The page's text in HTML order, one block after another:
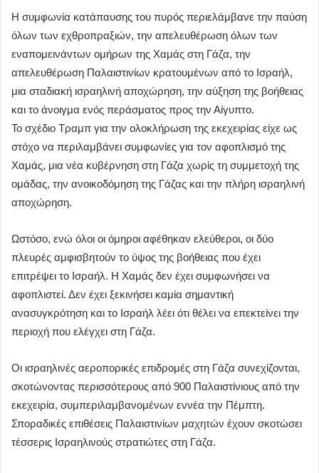
Η συμφωνία κατάπαυσης του πυρός περιελάμβανε την παύση
όλων των εχθροπραξιών, την απελευθέρωση όλων των
εναπομεινάντων ομήρων της Χαμάς στη Γάζα, την
απελευθέρωση Παλαιστινίων κρατουμένων από το Ισραήλ,
μια σταδιακή ισραηλινή αποχώρηση, την αύξηση της βοήθειας
και το άνοιγμα ενός περάσματος προς την Αίγυπτο.
Το σχέδιο Τραμπ για την ολοκλήρωση της εκεχειρίας είχε ως
στόχο να περιλαμβάνει συμφωνίες για τον αφοπλισμό της
Χαμάς, μια νέα κυβέρνηση στη Γάζα χωρίς τη συμμετοχή της
ομάδας, την ανοικοδόμηση της Γάζας και την πλήρη ισραηλινή
αποχώρηση.
Ωστόσο, ενώ όλοι οι όμηροι αφέθηκαν ελεύθεροι, οι δύο
πλευρές αμφισβητούν το ύψος της βοήθειας που έχει
επιτρέψει το Ισραήλ. Η Χαμάς δεν έχει συμφωνήσει να
αφοπλιστεί. Δεν έχει ξεκινήσει καμία σημαντική
ανασυγκρότηση και το Ισραήλ λέει ότι θέλει να επεκτείνει την
περιοχή που ελέγχει στη Γάζα.
Οι ισραηλινές αεροπορικές επιδρομές στη Γάζα συνεχίζονται,
σκοτώνοντας περισσότερους από 900 Παλαιστίνιους από την
εκεχειρία, συμπεριλαμβανομένων εννέα την Πέμπτη.
Σποραδικές επιθέσεις Παλαιστινίων μαχητών έχουν σκοτώσει
τέσσερις Ισραηλινούς στρατιώτες στη Γάζα.